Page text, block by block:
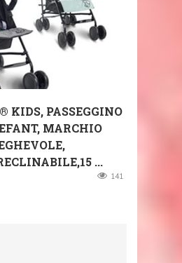
KIDS, PASSEGGINO
MARCHIO
...
141